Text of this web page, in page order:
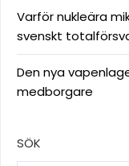
Varför nukleära
svenskt
Den nya
medborgare
SÖK